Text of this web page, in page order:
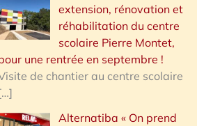
extension, rénovation et
réhabilitation du centre
scolaire Pierre Montet,
une rentrée en septembre !
de chantier au centre scolaire
Alternatiba « On prend